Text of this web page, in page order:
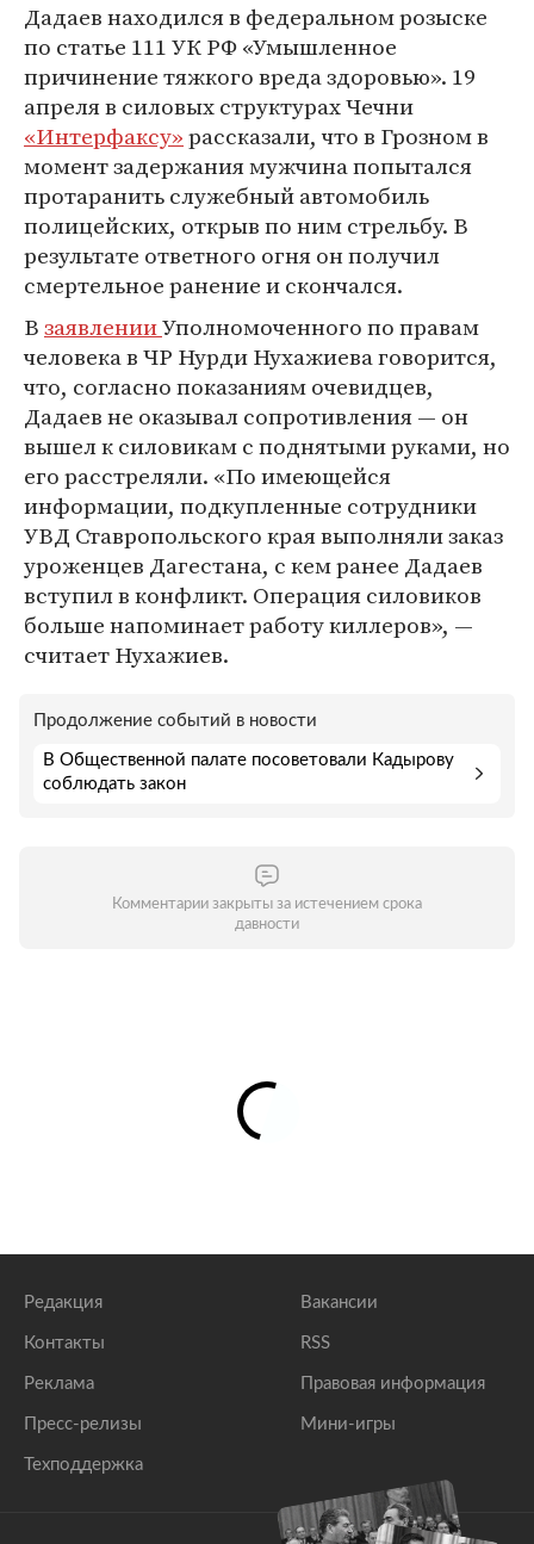
Дадаев находился в федеральном розыске
по статье 111 УК РФ «Умышленное
причинение тяжкого вреда здоровью». 19
апреля в силовых структурах Чечни
«Интерфаксу»рассказали, что в Грозном в
момент задержания мужчина попытался
протаранить служебный автомобиль
полицейских, открыв по ним стрельбу. В
результате ответного огня он получил
смертельное ранение и скончался.
ВзаявленииУполномоченного по правам
человека в ЧР Нурди Нухажиева говорится,
что, согласно показаниям очевидцев,
Дадаев не оказывал сопротивления — он
вышел к силовикам с поднятыми руками, но
его расстреляли. «По имеющейся
информации, подкупленные сотрудники
УВД Ставропольского края выполняли заказ
уроженцев Дагестана, с кем ранее Дадаев
вступил в конфликт. Операция силовиков
больше напоминает работу киллеров», —
считает Нухажиев.
Продолжение событий в новости
В Общественной палате посоветовали Кадырову
соблюдать закон
Комментарии закрыты за истечением срока
давности
Редакция
Контакты
Реклама
Пресс-релизы
Техподдержка
Вакансии
RSS
Правовая информация
Мини-игры